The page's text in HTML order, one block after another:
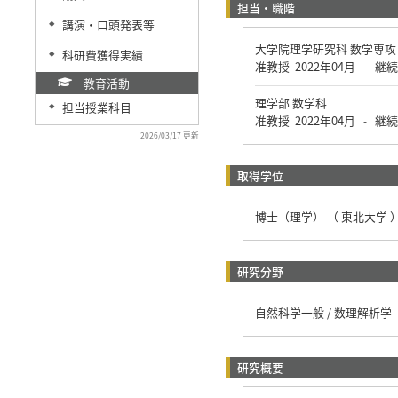
◆ 講演・口頭発表等
◆
科研費獲得実績
教育活動
◆ 担当授業科目
2026/03/17 更新
担当・職階
大学院理学研究科 数学専攻
准教授 2022年04月 - 継
理学部 数学科
准教授 2022年04月 - 継
取得学位
博士（理学） （ 東北大学 ）
研究分野
自然科学一般 / 数理解析学
研究概要